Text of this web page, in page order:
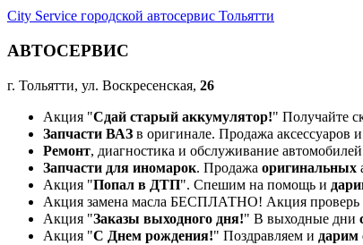
City Service городской автосервис Тольятти
АВТОСЕРВИС
г. Тольятти, ул. Воскресенская, 26
Акция "Сдай старый аккумулятор!" Получайте
Запчасти ВАЗ в оригинале. Продажа аксессуаров
Ремонт, диагностика и обслуживание автомобилей
Запчасти для иномарок. Продажа оригинальных
Акция "Попал в ДТП". Спешим на помощь и
Акция замена масла БЕСПЛАТНО! Акция
Акция "Заказы выходного дня!" В выходные дни
Акция "С Днем рождения!" Поздравляем и дарим